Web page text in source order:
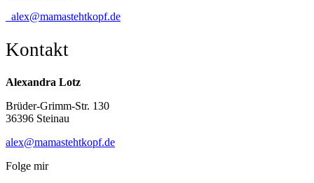
alex@mamastehtkopf.de
Kontakt
Alexandra Lotz
Brüder-Grimm-Str. 130
36396 Steinau
alex@mamastehtkopf.de
Folge mir